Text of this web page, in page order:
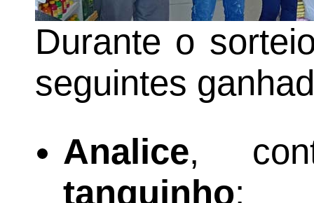
Durante o
seguintes
Analice,
tanquinho;